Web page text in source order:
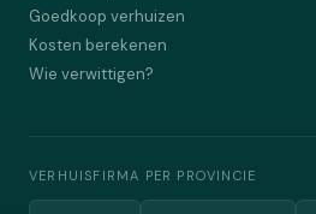
Goedkoop verhuizen
Kosten berekenen
Wie verwittigen?
VERHUISFIRMA PER PROVINCIE